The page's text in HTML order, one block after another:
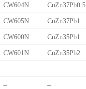
CW604N CuZn37Pb0.5
CW605N CuZn37Pb1
CW600N CuZn35Pb1
CW601N CuZn35Pb2
– –